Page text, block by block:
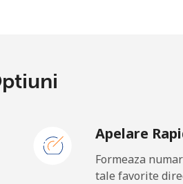
36 min pentru ⁦$10⁩
28 min pentru ⁦$10⁩
Apelare
Formeaza
tale favorite